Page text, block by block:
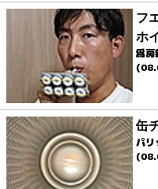
フ
ホ
爲房
缶
パリ